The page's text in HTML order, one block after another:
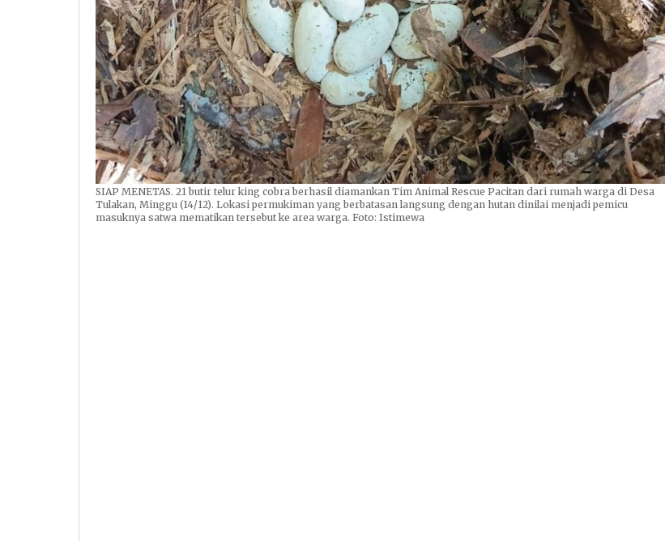
SIAP MENETAS. 21 butir telur king cobra berhasil diamankan Tim Animal Rescue Pacitan dari rumah warga di Desa
Tulakan, Minggu (14/12). Lokasi permukiman yang berbatasan langsung dengan hutan dinilai menjadi pemicu
masuknya satwa mematikan tersebut ke area warga. Foto: Istimewa